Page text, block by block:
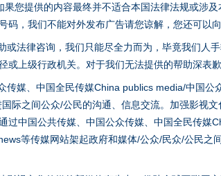
果您提供的内容最终并不适合本国法律法规或涉
码，我们不能对外发布广告请您谅解，您还可以
或法律咨询，我们只能尽全力而为，毕竟我们人
或上级行政机关。对于我们无法提供的帮助深表
传媒、中国全民传媒China publics media/中国
际之间公众/公民的沟通、信息交流。加强影视
过中国公共传媒、中国公众传媒、中国全民传媒
等传媒网站架起政府和媒体/公众/民众/公民
茶叶“炒上天”